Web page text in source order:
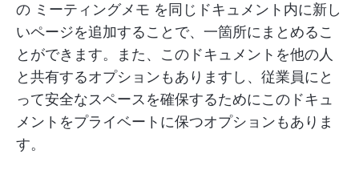
の ミーティングメモ を同じドキュメント内に新し
いページを追加することで、一箇所にまとめるこ
とができます。また、このドキュメントを他の人
と共有するオプションもありますし、従業員にと
って安全なスペースを確保するためにこのドキュ
メントをプライベートに保つオプションもありま
す。